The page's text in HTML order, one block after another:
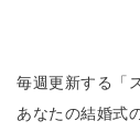
毎週更新する「
あなたの結婚式